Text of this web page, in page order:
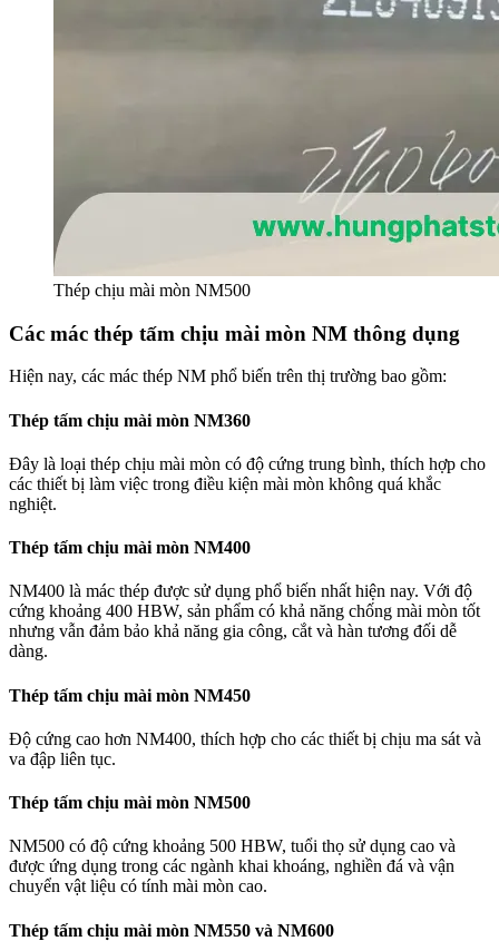
Thép chịu mài mòn NM500
Các mác thép tấm chịu mài mòn NM thông dụng
Hiện nay, các mác thép NM phổ biến trên thị trường bao gồm:
Thép tấm chịu mài mòn NM360
Đây là loại thép chịu mài mòn có độ cứng trung bình, thích hợp cho
các thiết bị làm việc trong điều kiện mài mòn không quá khắc
nghiệt.
Thép tấm chịu mài mòn NM400
NM400 là mác thép được sử dụng phổ biến nhất hiện nay. Với độ
cứng khoảng 400 HBW, sản phẩm có khả năng chống mài mòn tốt
nhưng vẫn đảm bảo khả năng gia công, cắt và hàn tương đối dễ
dàng.
Thép tấm chịu mài mòn NM450
Độ cứng cao hơn NM400, thích hợp cho các thiết bị chịu ma sát và
va đập liên tục.
Thép tấm chịu mài mòn NM500
NM500 có độ cứng khoảng 500 HBW, tuổi thọ sử dụng cao và
được ứng dụng trong các ngành khai khoáng, nghiền đá và vận
chuyển vật liệu có tính mài mòn cao.
Thép tấm chịu mài mòn NM550 và NM600